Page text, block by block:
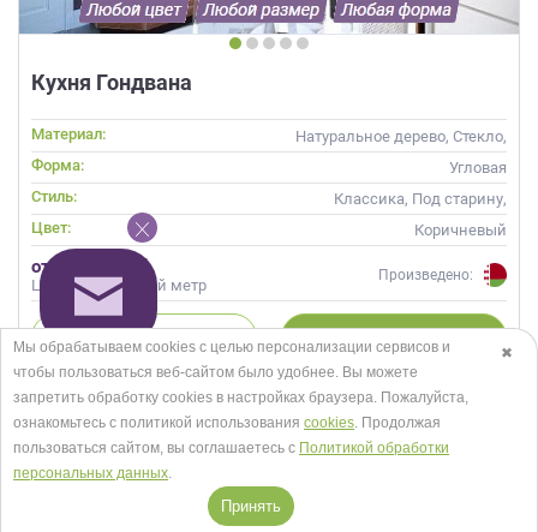
Кухня Гондвана
Материал:
Натуральное дерево, Стекло,
Массив, С патиной
Форма:
Угловая
Стиль:
Классика, Под старину,
Прованс
Цвет: Коричневый
от 60 158 руб.
Цена за погонный метр
Произведено:
БЫСТРЫЙ ЗАКАЗ ОНЛАЙНРАСЧЕТ
✖
Мы обрабатываем cookies с целью персонализации сервисов и
чтобы пользоваться веб-сайтом было удобнее. Вы можете
запретить обработку сookies в настройках браузера. Пожалуйста,
ознакомьтесь с политикой использования cookies. Продолжая
пользоваться сайтом, вы соглашаетесь с Политикой обработки
персональных данных.
Принять